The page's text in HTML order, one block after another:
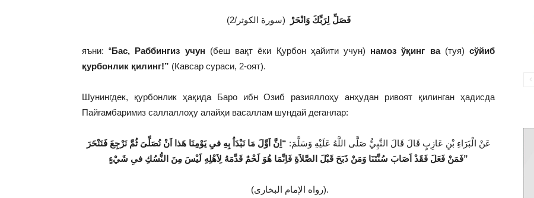
فَصَلِّ لِرَبِّكَ وَانْحَرْ (سورة الكوثر/2)
яъни: “Бас, Раббингиз учун (беш вақт ёки Қурбон ҳайити учун) намоз ўқинг ва (туя) сўйиб
қурбонлик қилинг!” (Кавсар сураси, 2-оят).
Шунингдек, қурбонлик ҳақида Баро ибн Озиб разияллоҳу анҳудан ривоят қилинган ҳадисда
Пайғамбаримиз саллаллоҳу алайҳи васаллам шундай деганлар:
عَنْ الْبَرَاءِ بْنِ عَازِبٍ قَالَ قَالَ النَّبِيُّ صَلَّى اللَّهُ عَلَيْهِ وَسَلَّمَ: “اِنَّ اَوَّلَ مَا نَبْدَاُ بِهِ فىِ يَوْمِنَا هَذا اَنْ نُصَلِّىَ ثُمَّ نَرْجِعَ فَنَنْحَرَ
فَمَنْ فَعَلَ فَقَدْ اَصَابَ سُنَّتَنَا وَمَنْ ذَبَحَ قَبْلَ الصَّلاَةِ فَاِنَّمَا هُوَ لَحْمٌ قَدَّمَهُ لِاَهْلِهِ لَيْسَ مِنَ النُّسُكِ فىِ شَيْءٍ”
(رواه الإمام البخارى).